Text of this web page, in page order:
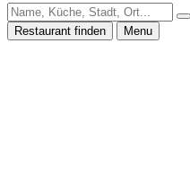
Restaurant finden
Menu